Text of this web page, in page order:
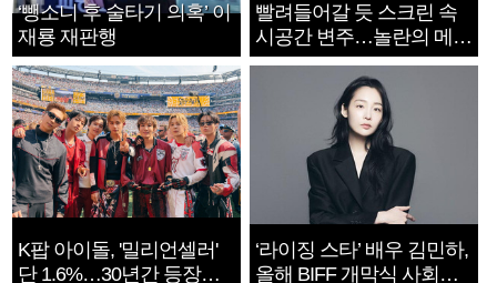
‘뺑소니 후 술타기 의혹’ 이
재룡 재판행
빨려들어갈 듯 스크린 속
시공간 변주…놀란의 메시
지는 ‘전쟁 속죄’
K팝 아이돌, '밀리언셀러'
단 1.6%…30년간 등장
‘라이징 스타’ 배우 김민하,
올해 BIFF 개막식 사회자